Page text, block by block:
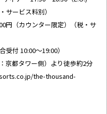
サービス料別）
円（カウンター限定）（税・サ
付 10:00～19:00）
京都タワー側）より徒歩約2分
the-thousand-